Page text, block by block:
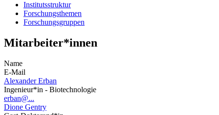
Institutsstruktur
Forschungsthemen
Forschungsgruppen
Mitarbeiter*innen
Name
E-Mail
Alexander Erban
Ingenieur*in - Biotechnologie
erban@...
Dione Gentry